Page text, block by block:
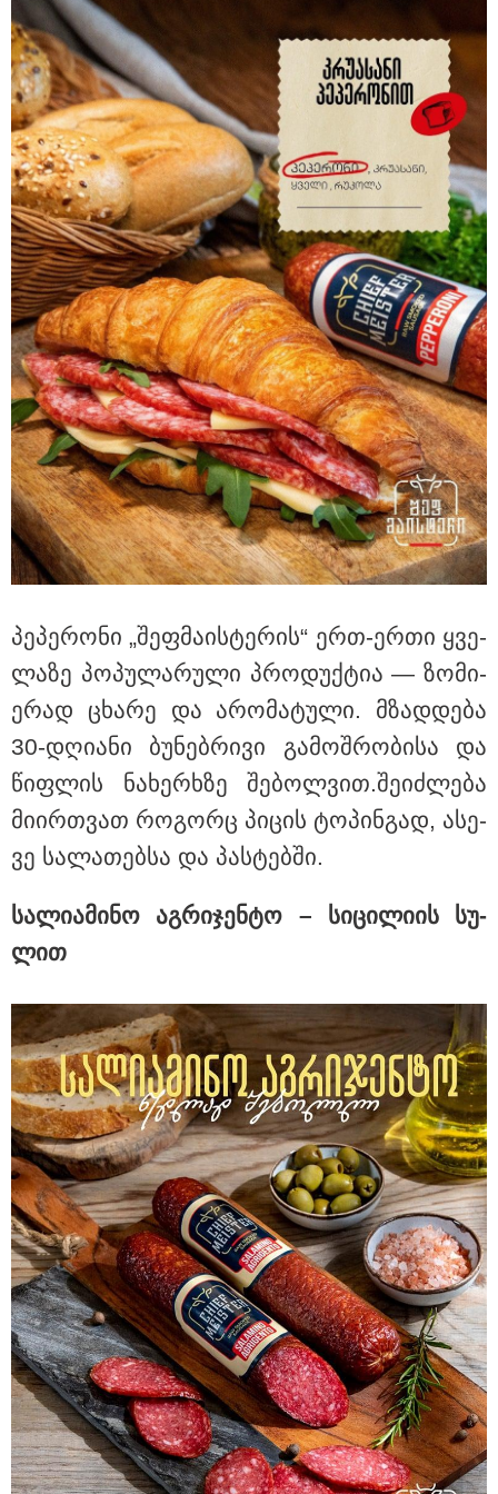
თბილისი - ჰერაკლიონი 1540.90
ლარიდან
თბილისი - ბუდაპეშტი 942.70
ლარიდან
თბილისი - რომი 1364.80 ლარიდან
მნიშვნელოვანი ინფორმაცია
11:13 / 05-08-2026
Hisense წარმოგიდგენთ გზავნილს "ინოვაციები
მსოფლიო ჩემპიონატზე™
სამართალი
13:59 / 06-08-2026
ნიკა მელიას სასამართლოს
უპატივცემლობის ფაქტზე 1 წლით და 6
თვით თავისუფლების აღკვეთა მიესაჯა
პე­პე­რო­ნი „შეფ­მა­ის­ტე­რის“ ერთ-ერთი ყვე­
ლა­ზე პო­პუ­ლა­რუ­ლი პრო­დუქ­ტია — ზო­მი­
ე­რად ცხა­რე და არო­მა­ტუ­ლი. მზად­დე­ბა
30-დღი­ა­ნი ბუ­ნებ­რი­ვი გა­მოშ­რო­ბი­სა და
წიფ­ლის ნა­ხერ­ხზე შე­ბოლ­ვით.შე­იძ­ლე­ბა
მი­ირ­თვათ რო­გორც პი­ცის ტო­პინ­გად, ასე­
ვე სა­ლა­თებ­სა და პას­ტებ­ში.
სა­ლი­ა­მი­ნო აგ­რი­ჯენ­ტო – სი­ცი­ლი­ის სუ­
ლით